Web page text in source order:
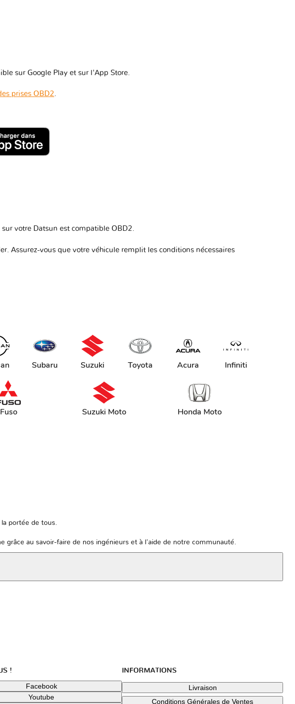
sur Google Play et sur l'App Store.
prises OBD2.
sur votre Datsun est compatible OBD2.
Assurez-vous que votre véhicule remplit les conditions nécessaires
Subaru Suzuki Toyota Acura Infiniti
Fuso Suzuki Moto Honda Moto
portée de tous.
grâce au savoir-faire de nos ingénieurs et à l'aide de notre communauté.
!
Facebook
Youtube
INFORMATIONS
Livraison
Conditions Générales de Ventes